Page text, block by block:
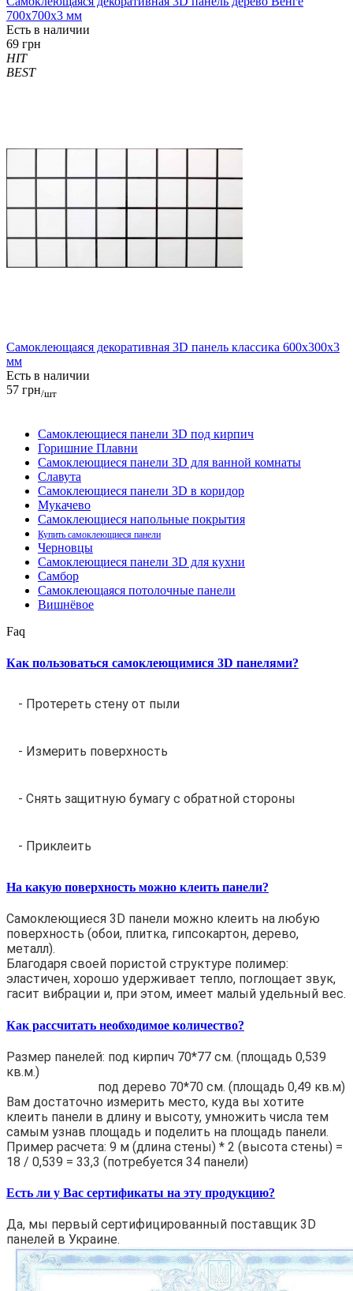
700x700x3 мм
Есть в наличии
69 грн
HIT
BEST
Самоклеющаяся декоративная 3D панель классика 600x300x3
мм
Есть в наличии
57 грн/шт
Самоклеющиеся панели 3D под кирпич
Горишние Плавни
Самоклеющиеся панели 3D для ванной комнаты
Славута
Самоклеющиеся панели 3D в коридор
Мукачево
Самоклеющиеся напольные покрытия
Купить самоклеющиеся панели
Черновцы
Самоклеющиеся панели 3D для кухни
Самбор
Самоклеющаяся потолочные панели
Вишнёвое
Faq
Как пользоваться самоклеющимися 3D панелями?
- Протереть стену от пыли
- Измерить поверхность
- Снять защитную бумагу с обратной стороны
- Приклеить
На какую поверхность можно клеить панели?
Самоклеющиеся 3D панели можно клеить на любую
поверхность (обои, плитка, гипсокартон, дерево,
металл).
Благодаря своей пористой структуре полимер:
эластичен, хорошо удерживает тепло, поглощает звук,
гасит вибрации и, при этом, имеет малый удельный вес.
Как рассчитать необходимое количество?
Размер панелей: под кирпич 70*77 см. (площадь 0,539
кв.м.)
под дерево 70*70 см. (площадь 0,49 кв.м)
Вам достаточно измерить место, куда вы хотите
клеить панели в длину и высоту, умножить числа тем
самым узнав площадь и поделить на площадь панели.
Пример расчета: 9 м (длина стены) * 2 (высота стены) =
18 / 0,539 = 33,3 (потребуется 34 панели)
Есть ли у Вас сертификаты на эту продукцию?
Да, мы первый сертифицированный поставщик 3D
панелей в Украине.